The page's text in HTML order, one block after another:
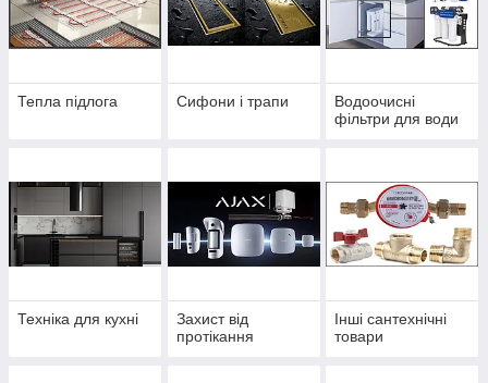
Тепла підлога Сифони і трапи
Водоочисні
фільтри для води
Техніка для кухні
Захист від
протікання
Інші сантехнічні
товари